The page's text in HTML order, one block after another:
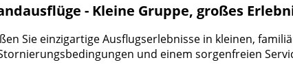
- Kleine Gruppe, großes
Sie einzigartige Ausflugserlebnisse in kleinen,
und einem sorgenfreien